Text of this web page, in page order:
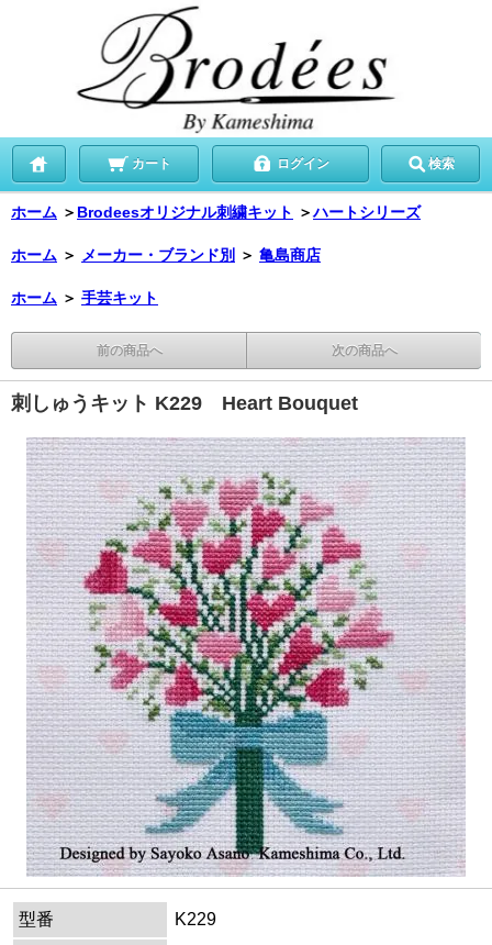
カート ログイン 検索
ホーム ＞ Brodeesオリジナル刺繍キット ＞ハートシリーズ
ホーム ＞ メーカー・ブランド別 ＞ 亀島商店
ホーム ＞ 手芸キット
前の商品へ 次の商品へ
刺しゅうキット K229 Heart Bouquet
型番
K229